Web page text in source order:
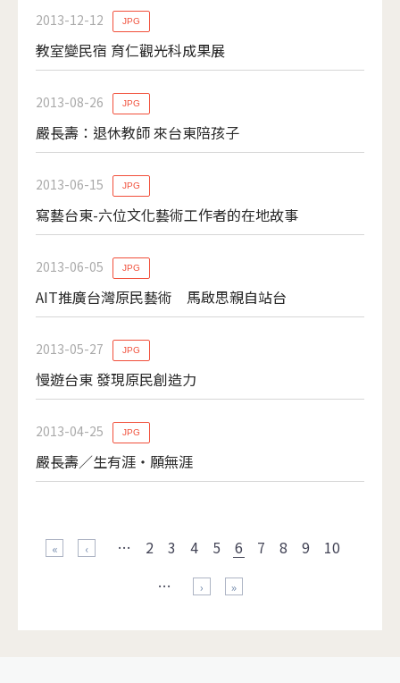
2013-12-12
教室變民宿 育仁觀光科成果展
JPG
2013-08-26
嚴長壽：退休教師 來台東陪孩子
JPG
2013-06-15
寫藝台東-六位文化藝術工作者的在地故事
JPG
2013-06-05
AIT推廣台灣原民藝術 馬啟思親自站台
JPG
2013-05-27
慢遊台東 發現原民創造力
JPG
2013-04-25
嚴長壽／生有涯‧願無涯
JPG
… 2 3 4 5 6 7 8 9
10
…